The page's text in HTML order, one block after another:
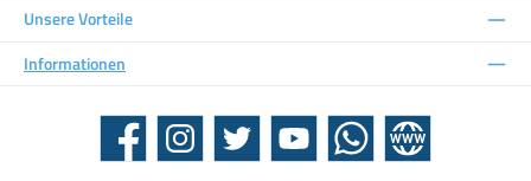
Unsere Vorteile
Informationen
Facebook Instagram Twitter YouTube WhatsApp Website